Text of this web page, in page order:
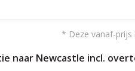
* Deze vanaf-
naar Newcastle incl.